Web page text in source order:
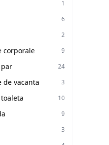
1
6
2
corporale 9
par 24
de vacanta 3
10
9
3